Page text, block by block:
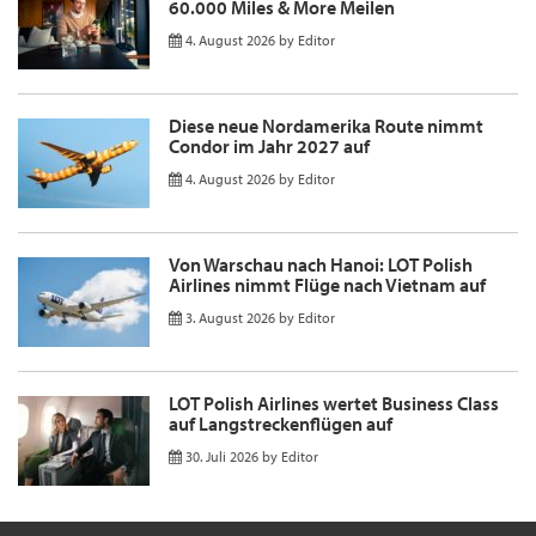
60.000 Miles & More Meilen
4. August 2026 by Editor
Diese neue Nordamerika Route nimmt
Condor im Jahr 2027 auf
4. August 2026 by Editor
Von Warschau nach Hanoi: LOT Polish
Airlines nimmt Flüge nach Vietnam auf
3. August 2026 by Editor
LOT Polish Airlines wertet Business Class
auf Langstreckenflügen auf
30. Juli 2026 by Editor